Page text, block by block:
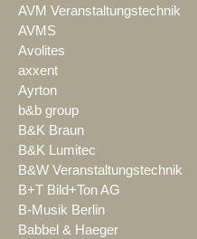
AVM Veranstaltungstechnik
AVMS
Avolites
axxent
Ayrton
b&b group
B&K Braun
B&K Lumitec
B&W Veranstaltungstechnik
B+T Bild+Ton AG
B-Musik Berlin
Babbel & Haeger